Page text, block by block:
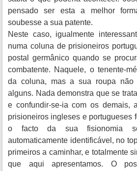
pensado ser esta a melhor
soubesse a sua patente.
Neste caso, igualmente
numa coluna de prisioneiros
postal germânico quando se
combatente. Naquele, o tenente-
da coluna, mas a sua roupa não
alguns. Nada demonstra que se
e confundir-se-ia com os demais,
prisioneiros ingleses e portugueses
o facto da sua fisionomia
automaticamente identificável, no
primeiros a caminhar, e totalmente
que aqui apresentamos. O